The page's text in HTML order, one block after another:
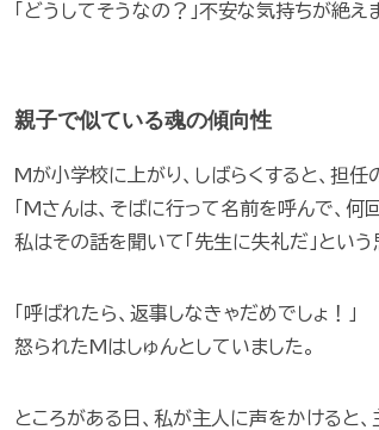
「どうしてそうなの？」不安な気持ちが絶え
親子で似ている魂の傾向性
Mが小学校に上がり、しばらくすると、担任
「Mさんは、そばに行って名前を呼んで、
私はその話を聞いて「先生に失礼だ」とい
「呼ばれたら、返事しなきゃだめでしょ！」
怒られたMはしゅんとしていました。
ところがある日、私が主人に声をかけると